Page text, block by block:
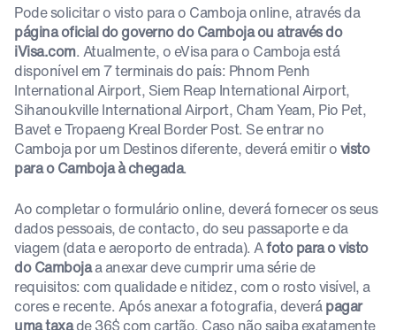
Pode solicitar o visto para o Camboja online, através da
página oficial do governo do Camboja ou através do
iVisa.com. Atualmente, o eVisa para o Camboja está
disponível em 7 terminais do país: Phnom Penh
International Airport, Siem Reap International Airport,
Sihanoukville International Airport, Cham Yeam, Pio Pet,
Bavet e Tropaeng Kreal Border Post. Se entrar no
Camboja por um Destinos diferente, deverá emitir ovisto
para o Camboja à chegada.
Ao completar o formulário online, deverá fornecer os seus
dados pessoais, de contacto, do seu passaporte e da
viagem (data e aeroporto de entrada). Afoto para o visto
do Cambojaa anexar deve cumprir uma série de
requisitos: com qualidade e nitidez, com o rosto visível, a
cores e recente. Após anexar a fotografia, deverápagar
uma taxade 36$ com cartão. Caso não saiba exatamente